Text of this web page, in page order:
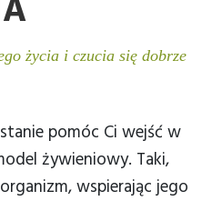
życia i czucia się dobrze
pomóc Ci wejść w
żywieniowy. Taki,
wspierając jego